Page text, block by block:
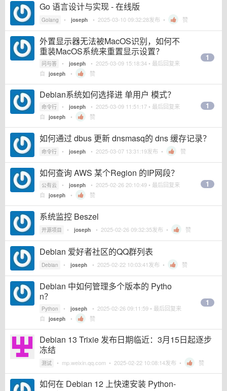
Go 语言设计与实现 - 在线版
Golang • joseph • 2025-03-10 09:32:28发布 • 赞
外置显示器无法被MacOS识别，如何不
重装MacOS系统来重置显示设置？
问与答 • joseph • 2025-03-09 15:18:34 • 最后回复来
自 joseph • 赞
1
Debian系统如何选择进 单用户 模式？
命令行 • joseph • 2025-03-09 11:51:17 • 最后回复来
自 joseph • 赞
1
如何通过 dbus 更新 dnsmasq的 dns 缓存记录？
命令行 • joseph • 2025-03-07 13:31:19发布 • 赞
如何查询 AWS 某个Region 的IP网段？
公有云 • joseph • 2025-02-26 20:10:49 • 最后回复来
自 joseph • 赞
1
系统监控 Beszel
开源项目 • joseph • 2025-02-26 09:32:35发布 • 赞
Debian 爱好者社区的QQ群列表
Debian • joseph • 2025-02-22 10:03:41发布 • 赞
Debian 中如何管理多个版本的 Pytho
n？
Python • joseph • 2025-02-26 09:11:59 • 最后回复来
自 joseph • 赞
1
Debian 13 Trixie 发布日期临近：3月15日起逐步
冻结
测试 • mp.weixin.qq.com • 2025-02-22 10:08:14发布 • 赞
如何在 Debian 12 上快速安装 Python-